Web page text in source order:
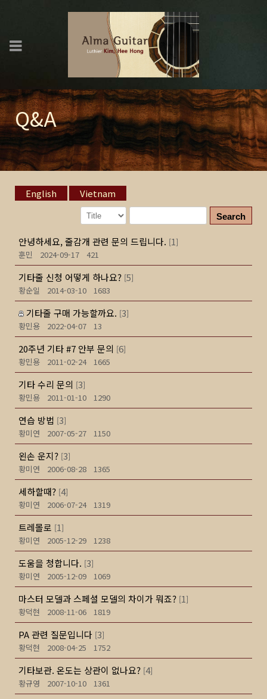
Q&A
English Vietnam
Search
안녕하세요, 줄감개 관련 문의 드립니다. [1]
훈민
2024-09-17 421
기타줄 신청 어떻게 하나요? [5]
황순일
2014-03-10 1683
기타줄 구매 가능할까요. [3]
황민용
2022-04-07 13
20주년 기타 #7 안부 문의 [6]
황민용
2011-02-24 1665
기타 수리 문의 [3]
황민용
2011-01-10 1290
연습 방법 [3]
황미연
2007-05-27 1150
왼손 운지? [3]
황미연
2006-08-28 1365
세하할때? [4]
황미연
2006-07-24 1319
트레몰로 [1]
황미연
2005-12-29 1238
도움을 청합니다. [3]
황미연
2005-12-09 1069
마스터 모델과 스페셜 모델의 차이가 뭐죠? [1]
황덕현
2008-11-06 1819
PA 관련 질문입니다 [3]
황덕현
2008-04-25 1752
기타보관. 온도는 상관이 없나요? [4]
황규영
2007-10-10 1361